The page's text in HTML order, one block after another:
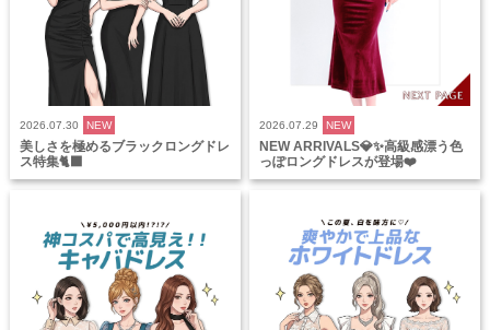
2026.07.30 NEW
美しさを極めるブラックロングドレ
ス特集🐈‍⬛
2026.07.29 NEW
NEW ARRIVALS💎✨高級感漂う色
っぽロングドレスが登場❤️